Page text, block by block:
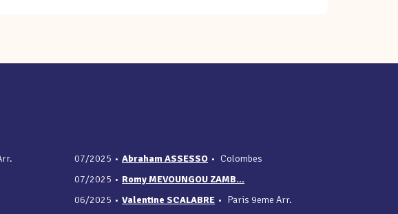
07/2025 • Abraham ASSESSO • Colombes
07/2025 • Romy MEVOUNGOU ZAMB...
06/2025 • Valentine SCALABRE • Paris 9eme Arr.